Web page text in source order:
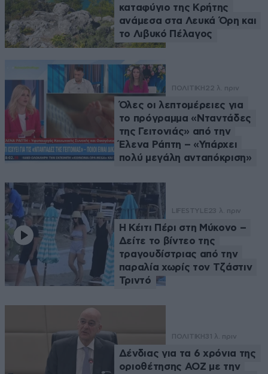
καταφύγιο της Κρήτης
ανάμεσα στα Λευκά Όρη και
το Λιβυκό Πέλαγος
ΠΟΛΙΤΙΚΗ22 λ. πριν
Όλες οι λεπτομέρειες για
το πρόγραμμα «Νταντάδες
της Γειτονιάς» από την
Έλενα Ράπτη – «Υπάρχει
πολύ μεγάλη ανταπόκριση»
LIFESTYLE23 λ. πριν
Η Κέιτι Πέρι στη Μύκονο –
Δείτε το βίντεο της
τραγουδίστριας από την
παραλία χωρίς τον Τζάστιν
Τριντό
ΠΟΛΙΤΙΚΗ31 λ. πριν
Δένδιας για τα 6 χρόνια της
οριοθέτησης ΑΟΖ με την